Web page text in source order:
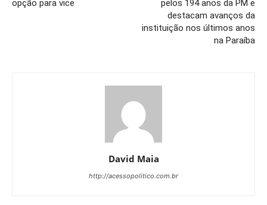
opção para vice
pelos 194 anos da PM e
destacam avanços da
instituição nos últimos anos
na Paraíba
David Maia
http://acessopolitico.com.br